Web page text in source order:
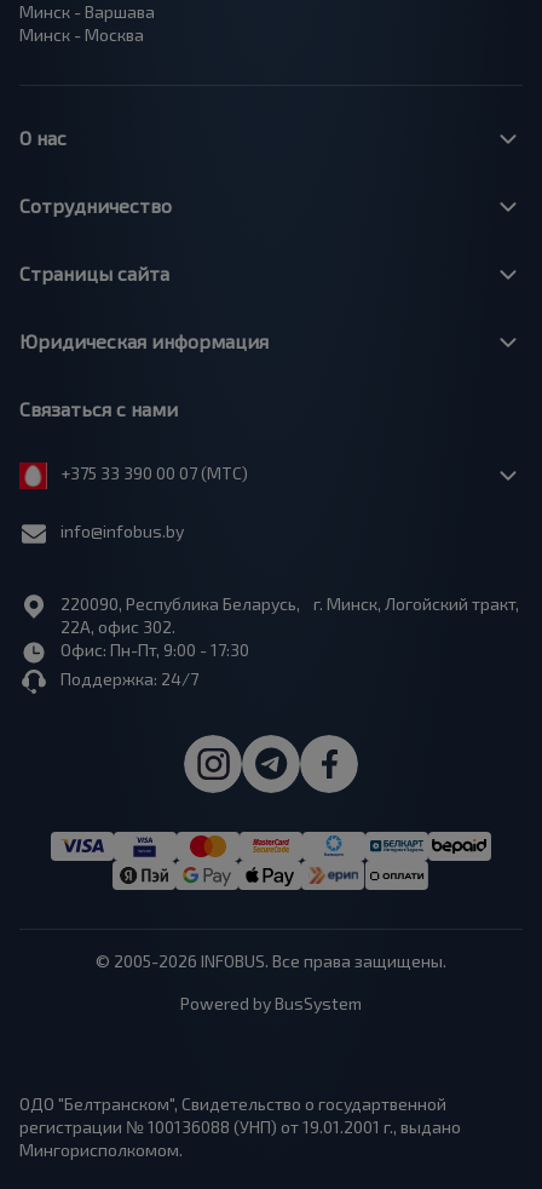
Минск - Варшава
Минск - Москва
О нас
Сотрудничество
Страницы сайта
Юридическая информация
Связаться с нами
+375 33 390 00 07 (МТС)
info@infobus.by
220090, Республика Беларусь, г. Минск, Логойский тракт,
22А, офис 302.
Офис: Пн-Пт, 9:00 - 17:30
Поддержка: 24/7
© 2005-2026 INFOBUS. Все права защищены.
Powered by BusSystem
ОДО "Белтранском", Свидетельство о государтвенной
регистрации № 100136088 (УНП) от 19.01.2001 г., выдано
Мингорисполкомом.